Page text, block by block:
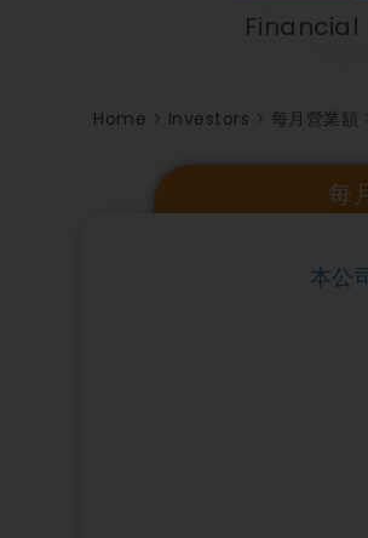
Home > Investors > 每月營業額
每
本公